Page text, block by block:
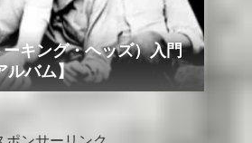
キング・ヘッズ）入門
ルバム】